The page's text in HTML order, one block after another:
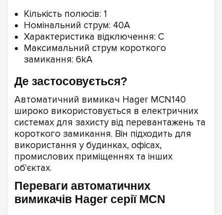
Кількість полюсів: 1
Номінальний струм: 40A
Характеристика відключення: C
Максимальний струм короткого
замикання: 6kA
Де застосовується?
Автоматичний вимикач Hager MCN140
широко використовується в електричних
системах для захисту від перевантажень та
короткого замикання. Він підходить для
використання у будинках, офісах,
промислових приміщеннях та інших
об'єктах.
Переваги автоматичних
вимикачів Hager серії MCN